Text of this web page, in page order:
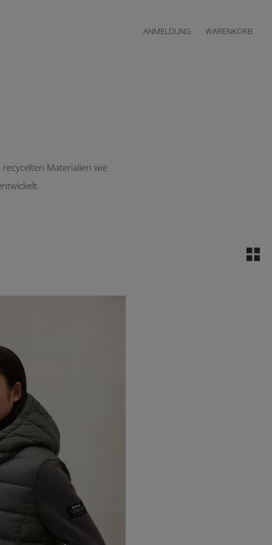
ANMELDUNG WARENKORB
Materialien wie